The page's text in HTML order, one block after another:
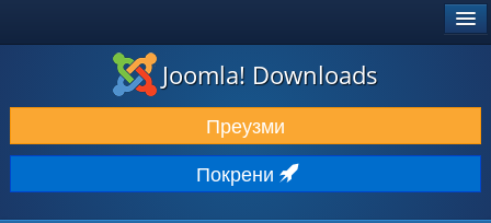
ПРЕУЗИМАЊЕ И ПРОШИРЕЊА (ЕКСТЕНЗИЈЕ)
ОТКРИЈТЕ И НАУЧИТЕ
ЗАЈЕДНИЦА И ПОДРШКА
Joomla! Downloads
Преузми
Покрени